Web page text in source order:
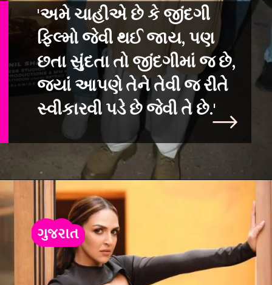
'અમે ચાહીએ છે કે જીંદગી
ફિલ્મો જેવી થઈ જાય, પણ
છતા સુંદતા તો જીંદગીમાંજ છે,
જ્યાં આપણે તેને તેવી જ રીતે